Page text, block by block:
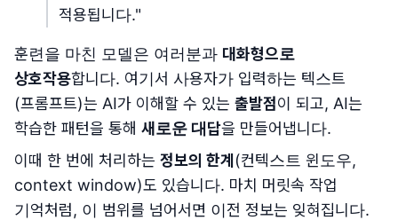
적용됩니다."
훈련을 마친 모델은 여러분과 대화형으로
상호작용합니다. 여기서 사용자가 입력하는 텍스트
(프롬프트)는 AI가 이해할 수 있는 출발점이 되고, AI는
학습한 패턴을 통해 새로운 대답을 만들어냅니다.
이때 한 번에 처리하는 정보의 한계 (컨텍스트 윈도우,
context window)도 있습니다. 마치 머릿속 작업
기억처럼, 이 범위를 넘어서면 이전 정보는 잊혀집니다.